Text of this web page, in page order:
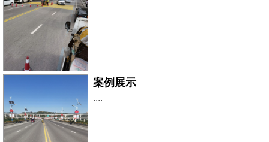
案例展示
....